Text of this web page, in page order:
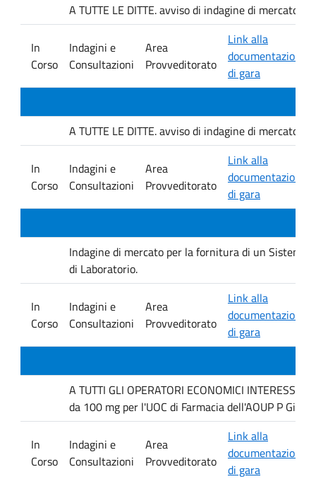
A TUTTE LE DITTE. avviso di indagine di mercato
In
Corso
Indagini e
Consultazioni
Area
Provveditorato
Link alla
documentazione
di gara
A TUTTE LE DITTE. avviso di indagine di mercato
In
Corso
Indagini e
Consultazioni
Area
Provveditorato
Link alla
documentazione
di gara
Indagine di mercato per la fornitura di un Sistema
di Laboratorio.
In
Corso
Indagini e
Consultazioni
Area
Provveditorato
Link alla
documentazione
di gara
A TUTTI GLI OPERATORI ECONOMICI
da 100 mg per l'UOC di Farmacia dell'AOUP P
In
Corso
Indagini e
Consultazioni
Area
Provveditorato
Link alla
documentazione
di gara